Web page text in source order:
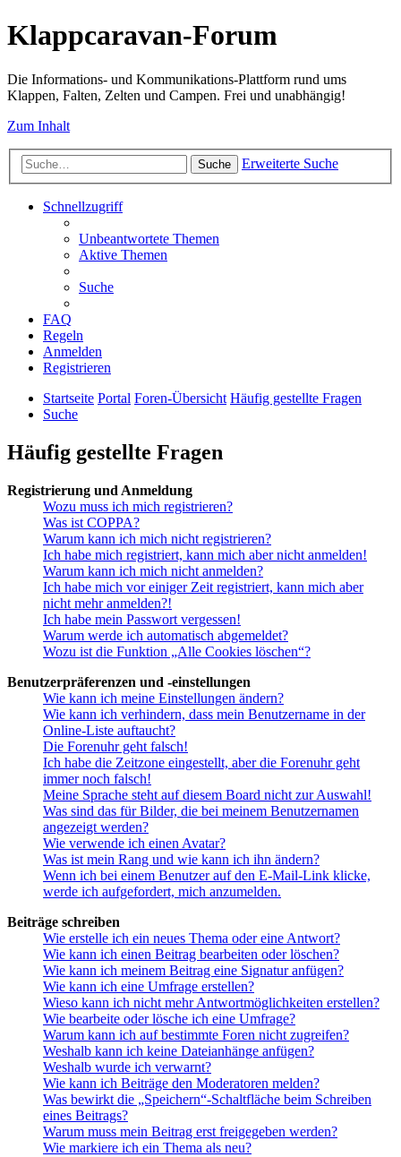
Klappcaravan-Forum
Die Informations- und Kommunikations-Plattform rund ums
Klappen, Falten, Zelten und Campen. Frei und unabhängig!
Zum Inhalt
Suche Erweiterte Suche
Schnellzugriff
Unbeantwortete Themen
Aktive Themen
Suche
FAQ
Regeln
Anmelden
Registrieren
Startseite Portal Foren-Übersicht Häufig gestellte Fragen
Suche
Häufig gestellte Fragen
Registrierung und Anmeldung
Wozu muss ich mich registrieren?
Was ist COPPA?
Warum kann ich mich nicht registrieren?
Ich habe mich registriert, kann mich aber nicht anmelden!
Warum kann ich mich nicht anmelden?
Ich habe mich vor einiger Zeit registriert, kann mich aber
nicht mehr anmelden?!
Ich habe mein Passwort vergessen!
Warum werde ich automatisch abgemeldet?
Wozu ist die Funktion „Alle Cookies löschen“?
Benutzerpräferenzen und -einstellungen
Wie kann ich meine Einstellungen ändern?
Wie kann ich verhindern, dass mein Benutzername in der
Online-Liste auftaucht?
Die Forenuhr geht falsch!
Ich habe die Zeitzone eingestellt, aber die Forenuhr geht
immer noch falsch!
Meine Sprache steht auf diesem Board nicht zur Auswahl!
Was sind das für Bilder, die bei meinem Benutzernamen
angezeigt werden?
Wie verwende ich einen Avatar?
Was ist mein Rang und wie kann ich ihn ändern?
Wenn ich bei einem Benutzer auf den E-Mail-Link klicke,
werde ich aufgefordert, mich anzumelden.
Beiträge schreiben
Wie erstelle ich ein neues Thema oder eine Antwort?
Wie kann ich einen Beitrag bearbeiten oder löschen?
Wie kann ich meinem Beitrag eine Signatur anfügen?
Wie kann ich eine Umfrage erstellen?
Wieso kann ich nicht mehr Antwortmöglichkeiten erstellen?
Wie bearbeite oder lösche ich eine Umfrage?
Warum kann ich auf bestimmte Foren nicht zugreifen?
Weshalb kann ich keine Dateianhänge anfügen?
Weshalb wurde ich verwarnt?
Wie kann ich Beiträge den Moderatoren melden?
Was bewirkt die „Speichern“-Schaltfläche beim Schreiben
eines Beitrags?
Warum muss mein Beitrag erst freigegeben werden?
Wie markiere ich ein Thema als neu?